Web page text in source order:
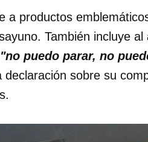
a productos
También incluye
"no puedo parar, no
sobre su